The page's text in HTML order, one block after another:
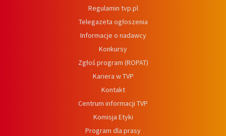
Regulamin tvp.pl
Telegazeta ogłoszenia
Informacje o nadawcy
Konkursy
Zgłoś program (ROPAT)
Kariera w TVP
Kontakt
Centrum informacji TVP
Komisja Etyki
Program dla prasy